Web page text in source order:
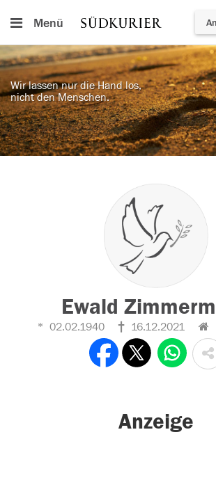
Menü
Wir lassen nur die Hand los,
nicht den Menschen.
Ewald
02.02.1940 16.12.2021
Anzeige